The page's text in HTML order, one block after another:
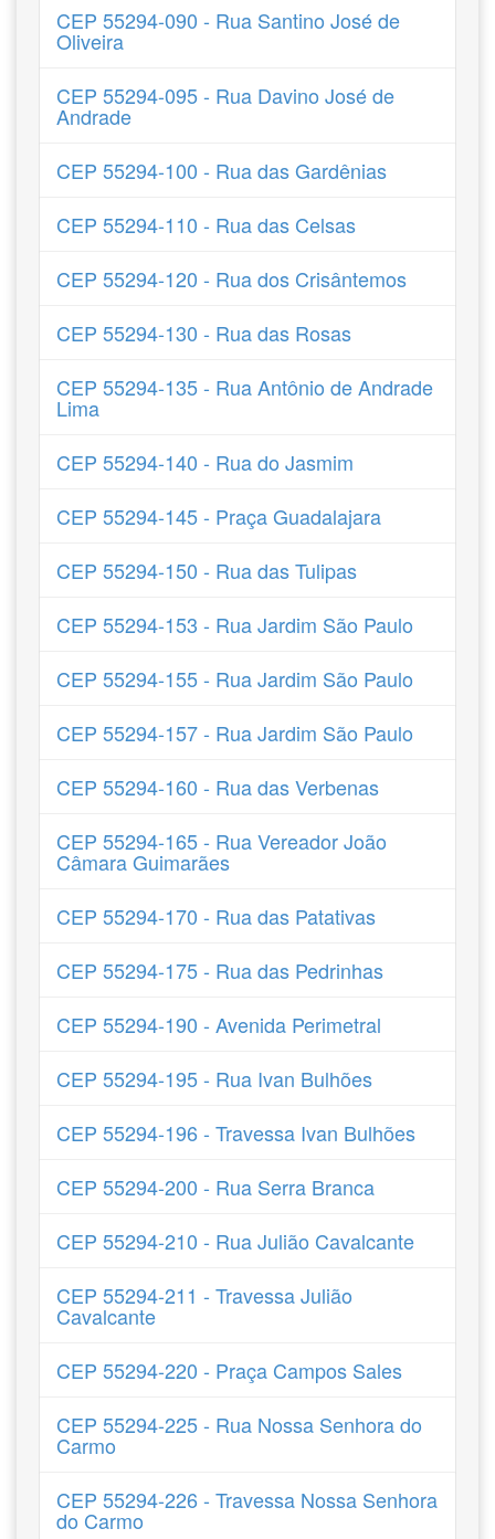
CEP 55294-090 - Rua Santino José de
Oliveira
CEP 55294-095 - Rua Davino José de
Andrade
CEP 55294-100 - Rua das Gardênias
CEP 55294-110 - Rua das Celsas
CEP 55294-120 - Rua dos Crisântemos
CEP 55294-130 - Rua das Rosas
CEP 55294-135 - Rua Antônio de Andrade
Lima
CEP 55294-140 - Rua do Jasmim
CEP 55294-145 - Praça Guadalajara
CEP 55294-150 - Rua das Tulipas
CEP 55294-153 - Rua Jardim São Paulo
CEP 55294-155 - Rua Jardim São Paulo
CEP 55294-157 - Rua Jardim São Paulo
CEP 55294-160 - Rua das Verbenas
CEP 55294-165 - Rua Vereador João
Câmara Guimarães
CEP 55294-170 - Rua das Patativas
CEP 55294-175 - Rua das Pedrinhas
CEP 55294-190 - Avenida Perimetral
CEP 55294-195 - Rua Ivan Bulhões
CEP 55294-196 - Travessa Ivan Bulhões
CEP 55294-200 - Rua Serra Branca
CEP 55294-210 - Rua Julião Cavalcante
CEP 55294-211 - Travessa Julião
Cavalcante
CEP 55294-220 - Praça Campos Sales
CEP 55294-225 - Rua Nossa Senhora do
Carmo
CEP 55294-226 - Travessa Nossa Senhora
do Carmo